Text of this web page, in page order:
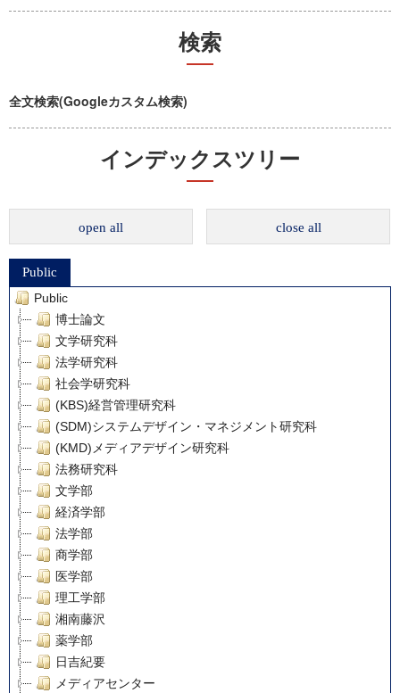
検索
全文検索(Googleカスタム検索)
インデックスツリー
open all close all
Public
Public
博士論文
文学研究科
法学研究科
社会学研究科
(KBS)経営管理研究科
(SDM)システムデザイン・マネジメント研究科
(KMD)メディアデザイン研究科
法務研究科
文学部
経済学部
法学部
商学部
医学部
理工学部
湘南藤沢
薬学部
日吉紀要
メディアセンター